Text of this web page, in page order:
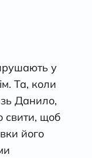
у
Та, коли
Данило,
свити, щоб
його